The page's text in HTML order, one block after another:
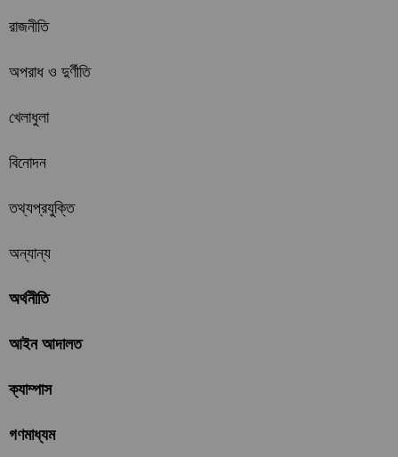
রাজনীতি
অপরাধ ও দুর্ণীতি
খেলাধুলা
বিনোদন
তথ্যপ্রযুক্তি
অন্যান্য
অর্থনীতি
আইন আদালত
ক্যাম্পাস
গণমাধ্যম